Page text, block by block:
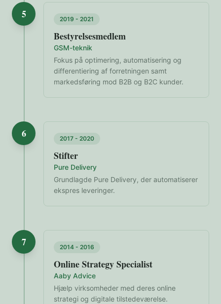
5 2019 - 2021
Bestyrelsesmedlem
GSM-teknik
Fokus på optimering, automatisering og
differentiering af forretningen samt
markedsføring mod B2B og B2C kunder.
6 2017 - 2020
Stifter
Pure Delivery
Grundlagde Pure Delivery, der automatiserer
ekspres leveringer.
7 2014 - 2016
Online Strategy Specialist
Aaby Advice
Hjælp virksomheder med deres online
strategi og digitale tilstedeværelse.